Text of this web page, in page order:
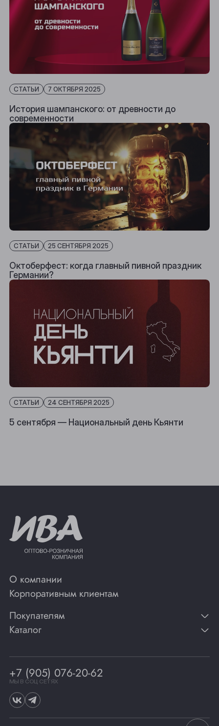
СТАТЬИ 7 ОКТЯБРЯ 2025
История шампанского: от древности до
современности
СТАТЬИ 25 СЕНТЯБРЯ 2025
Октоберфест: когда главный пивной праздник
Германии?
СТАТЬИ 24 СЕНТЯБРЯ 2025
5 сентября — Национальный день Кьянти
О компании
Корпоративным клиентам
Покупателям
Программа лояльности
Винотеки
Каталог
Игристые вина
Коньяк
Виски
Гастрономия
+7 (905) 076-20-62
МЫ В СОЦ СЕТЯХ